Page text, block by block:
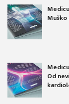
Muško
Od